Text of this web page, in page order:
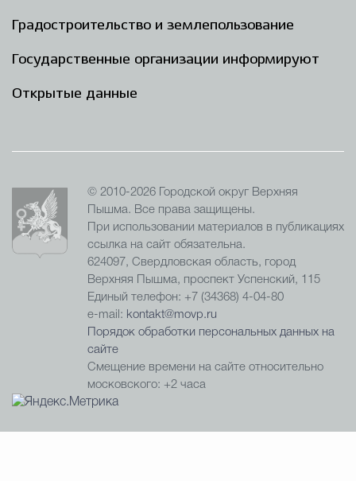
Градостроительство и землепользование
Государственные организации информируют
Открытые данные
© 2010-2026 Городской округ Верхняя
Пышма. Все права защищены.
При использовании материалов в публикациях
ссылка на сайт обязательна.
624097, Свердловская область, город
Верхняя Пышма, проспект Успенский, 115
Единый телефон: +7 (34368) 4-04-80
e-mail: kontakt@movp.ru
Порядок обработки персональных данных на
сайте
Смещение времени на сайте относительно
московского: +2 часа